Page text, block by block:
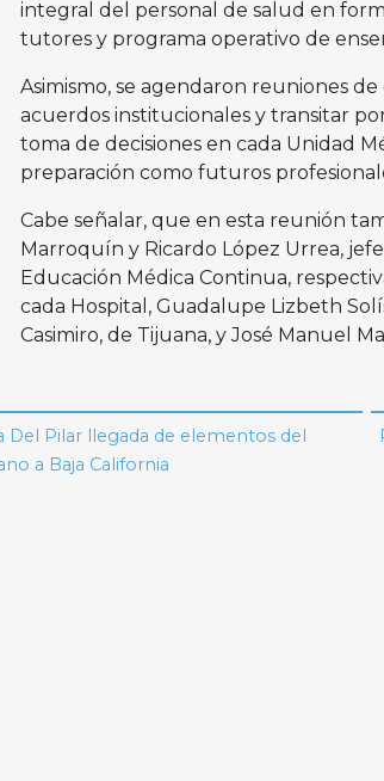
integral del personal de salud en
tutores y programa operativo de
Asimismo, se agendaron reuniones
acuerdos institucionales y transitar
toma de decisiones en cada Unidad
preparación como futuros
Cabe señalar, que en esta reunión
Marroquín y Ricardo López Urrea,
Educación Médica Continua,
cada Hospital, Guadalupe Lizbeth
Casimiro, de Tijuana, y José Manuel
Del Pilar llegada de elementos del
a Baja California